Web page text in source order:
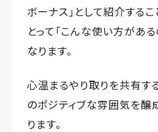
ボーナス」として紹介する
とって「こんな使い方があ
なります。
心温まるやり取りを共有す
のポジティブな雰囲気を醸
ります。